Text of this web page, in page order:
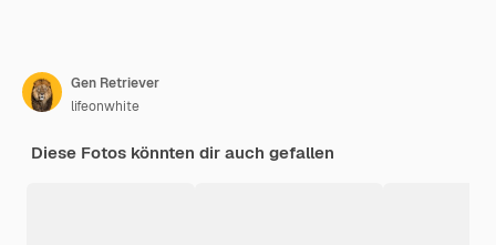
Gen Retriever
lifeonwhite
Diese Fotos könnten dir auch gefallen